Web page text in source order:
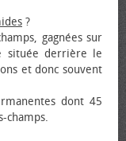
?
gagnées sur
située derrière le
et donc souvent
dont 45
champs.